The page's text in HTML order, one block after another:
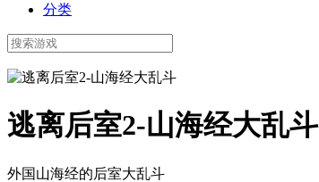
分类
逃离后室2-山海经大乱斗
外国山海经的后室大乱斗